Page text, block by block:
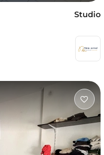
Studio